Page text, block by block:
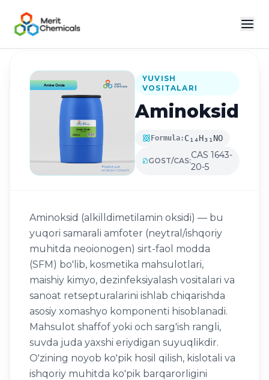
Katalogga qaytish
YUVISH
VOSITALARI
Aminoksid
Formula: C₁₄H₃₁NO
GOST/CAS:
CAS 1643-
20-5
Aminoksid (alkilldimetilamin oksidi) — bu
yuqori samarali amfoter (neytral/ishqoriy
muhitda neoionogen) sirt-faol modda
(SFM) bo'lib, kosmetika mahsulotlari,
maishiy kimyo, dezinfeksiyalash vositalari va
sanoat retsepturalarini ishlab chiqarishda
asosiy xomashyo komponenti hisoblanadi.
Mahsulot shaffof yoki och sarg'ish rangli,
suvda juda yaxshi eriydigan suyuqlikdir.
O'zining noyob ko'pik hosil qilish, kislotali va
ishqoriy muhitda ko'pik barqarorligini